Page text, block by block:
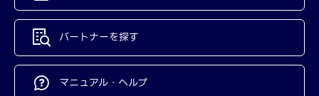
パートナーを探す
マニュアル・ヘルプ